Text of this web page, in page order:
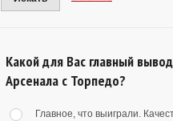
Какой для Вас главный
Арсенала с Торпедо?
Главное, что выиграли.